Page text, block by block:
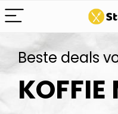
Beste deals
KOFFIE